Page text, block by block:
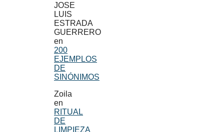
JOSE
LUIS
ESTRADA
GUERRERO
en
200
EJEMPLOS
DE
SINÓNIMOS
Zoila
en
RITUAL
DE
LIMPIEZA